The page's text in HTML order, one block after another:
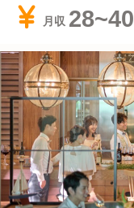
月収 28~40